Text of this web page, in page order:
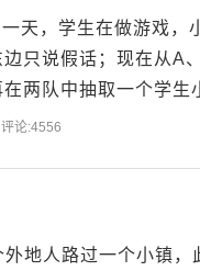
天，学生在做游戏，
只说假话；现在从
两队中抽取一个学生
评论:4556
地人路过一个小镇